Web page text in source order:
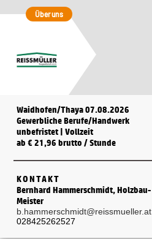
Über uns
Waidhofen/Thaya 07.08.2026
Gewerbliche Berufe/Handwerk
unbefristet | Vollzeit
ab € 21,96 brutto / Stunde
KONTAKT
Bernhard Hammerschmidt, Holzbau-
Meister
b.hammerschmidt@reissmueller.at
028425262527